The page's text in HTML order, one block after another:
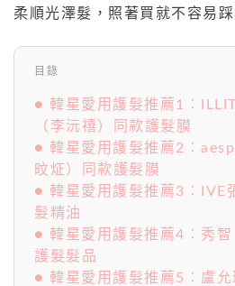
柔順光澤髮，照著買就不容易踩
目錄
● 韓星愛用護髮推薦1：
（李沅禧）同款護髮膜
● 韓星愛用護髮推薦2：
旼炡）同款護髮膜
● 韓星愛用護髮推薦3：IVE
髮精油
● 韓星愛用護髮推薦4：秀智
護髮髮品
● 韓星愛用護髮推薦5：盧允